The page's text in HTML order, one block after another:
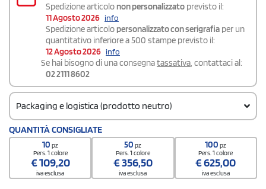
Spedizione articolo non personalizzato previsto il:
11 Agosto 2026 info
Spedizione articolo personalizzato con serigrafia per un
quantitativo inferiore a 500 stampe previsto il:
12 Agosto 2026 info
Se hai bisogno di una consegnatassativa, contattaci al:
02 2111 8602
Packaging e logistica (prodotto neutro)
Codice doganale
4202129190000000000000
Quantità per confezione
50 / Polybag
Quantità per scatola
QUANTITÀ CONSIGLIATE
10pz
Pers. 1 colore
€109,20
iva esclusa
50pz
Pers. 1 colore
€356,50
iva esclusa
100pz
Pers. 1 colore
€625,00
iva esclusa